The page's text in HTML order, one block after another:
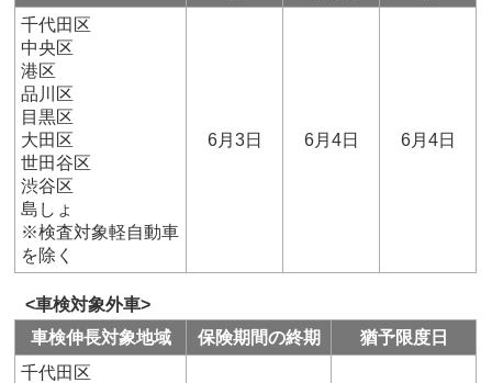
千代田区
中央区
港区
品川区
目黒区
大田区
世田谷区
渋谷区
島しょ
※検査対象軽自動車
を除く
6月3日 6月4日 6月4日
<車検対象外車>
車検伸長対象地域
保険期間の終期
猶予限度日
千代田区